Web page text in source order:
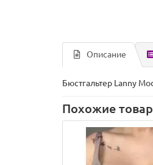
Описание
Бюстгальтер Lanny
Похожие